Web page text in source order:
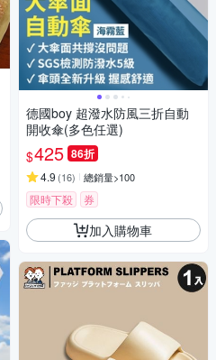
德國boy 超潑水防風三折自動
開收傘(多色任選)
$425 86折
4.9 (16) 總銷量>100
限時下殺 券
加入購物車